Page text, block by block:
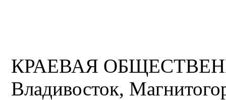
КРАЕВАЯ
Владивосток,